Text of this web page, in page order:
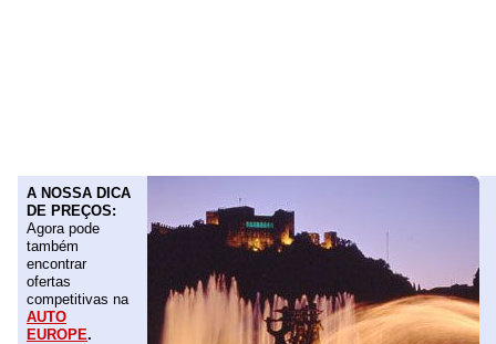
A NOSSA DICA
DE PREÇOS:
Agora pode
também
encontrar
ofertas
competitivas na
AUTO
EUROPE.